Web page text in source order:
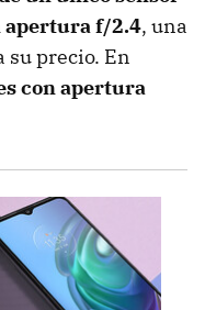
apertura f/2.4, una
su precio. En
con apertura